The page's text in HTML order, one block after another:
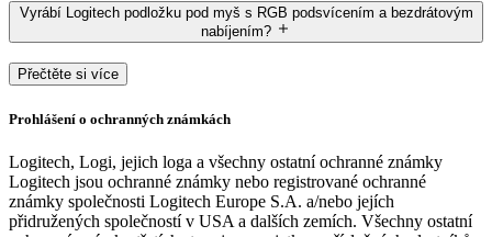
Vyrábí Logitech podložku pod myš s RGB podsvícením a bezdrátovým
nabíjením?
Přečtěte si více
Prohlášení o ochranných známkách
Logitech, Logi, jejich loga a všechny ostatní ochranné známky
Logitech jsou ochranné známky nebo registrované ochranné
známky společnosti Logitech Europe S.A. a/nebo jejích
přidružených společností v USA a dalších zemích. Všechny ostatní